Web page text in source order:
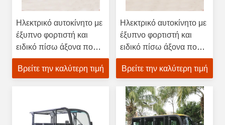
Ηλεκτρικό αυτοκίνητο με
έξυπνο φορτιστή και
ειδικό πίσω άξονα που
παρέχει ομαλή οδήγηση
Βρείτε την καλύτερη τιμή
Ηλεκτρικό αυτοκίνητο με
έξυπνο φορτιστή και
ειδικό πίσω άξονα που
παρέχει ομαλή οδήγηση
Βρείτε την καλύτερη τιμή